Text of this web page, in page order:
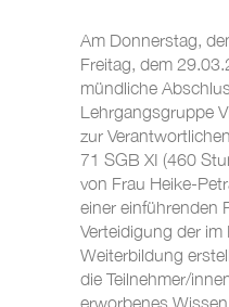
Am Donnerstag,
Freitag, dem
mündliche
Lehrgangsgruppe
zur
71 SGB XI (460
von Frau Heike-
einer einführenden
Verteidigung der im
Weiterbildung
die Teilnehmer/
erworbenes